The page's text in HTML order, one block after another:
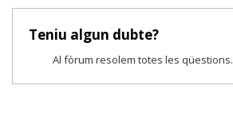
Teniu algun dubte?
Al fòrum resolem totes les qüestions.